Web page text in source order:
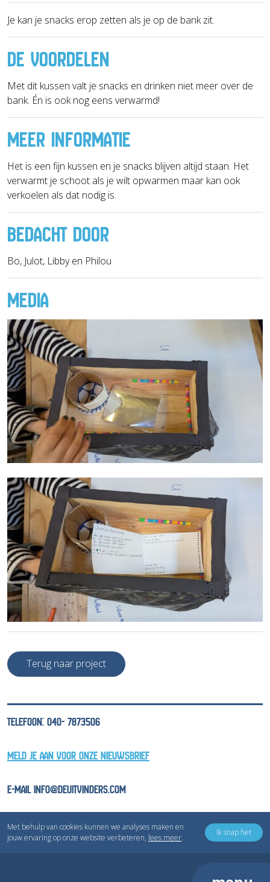
Met behulp van cookies kunnen we analyses maken en
jouw ervaring op onze website verbeteren, lees meer.
Ik snap het
Je kan je snacks erop zetten als je op de bank zit.
DE VOORDELEN
Met dit kussen valt je snacks en drinken niet meer over de
bank. Én is ook nog eens verwarmd!
MEER INFORMATIE
Het is een fijn kussen en je snacks blijven altijd staan. Het
verwarmt je schoot als je wilt opwarmen maar kan ook
verkoelen als dat nodig is.
BEDACHT DOOR
Bo, Julot, Libby en Philou
MEDIA
Terug naar project
TELEFOON: 040- 7873506
MELD JE AAN VOOR ONZE NIEUWSBRIEF
E-MAIL INFO@DEUITVINDERS.COM